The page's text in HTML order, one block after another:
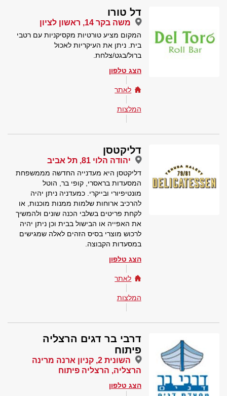
דל טורו
משה בקר 14, ראשון לציון
המקום מציע טורטיות מקסיקניות עם רטבי
בית. ניתן את העיקריות לאכול
ברול/בגט/צלחת.
הצג טלפון
לאתר
המלצות
דליקטסן
יהודה הלוי 81, תל אביב
דליקטסן היא מעדנייה החדשה מממשפחת
המסעדות בראסרי, קופי בר, הוטל
מונטיפיורי ובייקרי. כמעדניה ניתן יהיה
להרכיב ארוחות שלמות ממנות מוכנות, או
לקחת פריטים בשלבי הכנה שונים ולהמשיך
את האפייה או הבישול בבית וכן ניתן יהיה
לרכוש מוצרי בסיס הזהים לאלה שמגישים
במסעדות הקבוצה.
הצג טלפון
לאתר
המלצות
דרבי בר דגים הרצליה
פיתוח
השונית 2, קניון ארנה מרינה
הרצליה, הרצליה פיתוח
הצג טלפון